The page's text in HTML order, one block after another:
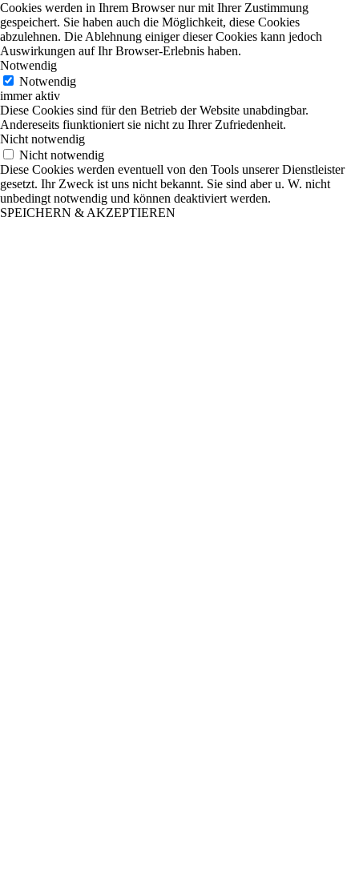
Cookies werden in Ihrem Browser nur mit Ihrer Zustimmung
gespeichert. Sie haben auch die Möglichkeit, diese Cookies
abzulehnen. Die Ablehnung einiger dieser Cookies kann jedoch
Auswirkungen auf Ihr Browser-Erlebnis haben.
Notwendig
Notwendig
immer aktiv
Diese Cookies sind für den Betrieb der Website unabdingbar.
Andereseits fiunktioniert sie nicht zu Ihrer Zufriedenheit.
Nicht notwendig
Nicht notwendig
Diese Cookies werden eventuell von den Tools unserer Dienstleister
gesetzt. Ihr Zweck ist uns nicht bekannt. Sie sind aber u. W. nicht
unbedingt notwendig und können deaktiviert werden.
SPEICHERN & AKZEPTIEREN